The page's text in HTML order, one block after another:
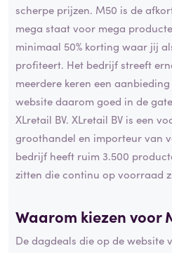
scherpe prijzen. M50 is de
mega staat voor mega
minimaal 50% korting waar jij
profiteert. Het bedrijf streeft
meerdere keren een
website daarom goed in de
XLretail BV. XLretail BV is een
groothandel en importeur van
bedrijf heeft ruim 3.500
zitten die continu op voorraad
Waarom kiezen voor
De dagdeals die op de website